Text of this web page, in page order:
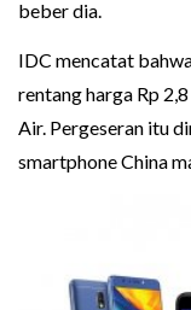
beber dia.
IDC mencatat
rentang harga Rp
Air. Pergeseran itu
smartphone China